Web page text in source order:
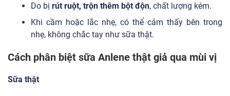
Do bị rút ruột, trộn thêm bột độn, chất lượng kém.
Khi cầm hoặc lắc nhẹ, có thể cảm thấy bên trong
nhẹ, không chắc tay như sữa thật.
Cách phân biệt sữa Anlene thật giả qua mùi vị
Sữa thật